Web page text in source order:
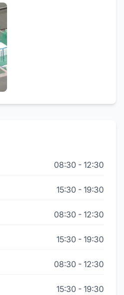
08:30 - 12:30
15:30 - 19:30
08:30 - 12:30
15:30 - 19:30
08:30 - 12:30
15:30 - 19:30